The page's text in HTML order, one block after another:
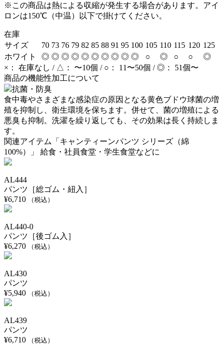
※この商品は熱による収縮が発生する場合があります。アイ
ロンは150℃（中温）以下で掛けてください。
在庫
サイズ
70 73 76 79 82 85 88 91 95 100 105 110 115 120 125
ホワイト
◎ ◎ ◎ ◎ ◎ ◎ ◎ ◎ ◎ ◎ ○ ◎ ○ ○
◎
×： 在庫なし / △： 〜10個 / ○： 11〜50個 / ◎： 51個〜
商品の機能性加工について
抗菌・防臭
食中毒やさまざまな感染症の原因となる黄色ブドウ球菌の増
殖を抑制し、衛生環境を保ちます。併せて、菌の増殖による
悪臭も抑制。洗濯を繰り返しても、その効果は長く持続しま
す。
関連アイテム「キャンティーンパンツ シリーズ（綿
100%）」 給食・社員食堂・学生食堂などに
AL444
パンツ［総ゴム・紐入］
¥6,710 （税込）
AL440-0
パンツ［後ゴム入］
¥6,270 （税込）
AL430
パンツ
¥5,940 （税込）
AL439
パンツ
¥6,710 （税込）